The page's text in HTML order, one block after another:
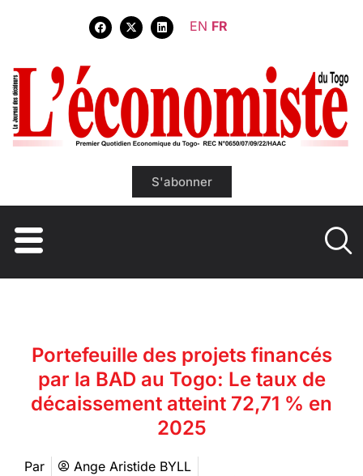
EN FR
S'abonner
Portefeuille des projets financés
par la BAD au Togo: Le taux de
décaissement atteint 72,71 % en
2025
Par
Ange Aristide BYLL